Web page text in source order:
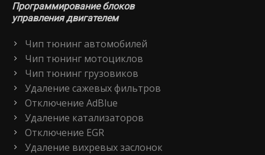
Программирование блоков
управления двигателем
Чип тюнинг автомобилей
Чип тюнинг мотоциклов
Чип тюнинг грузовиков
Удаление сажевых фильтров
Отключение AdBlue
Удаление катализаторов
Отключение EGR
Удаление вихревых заслонок